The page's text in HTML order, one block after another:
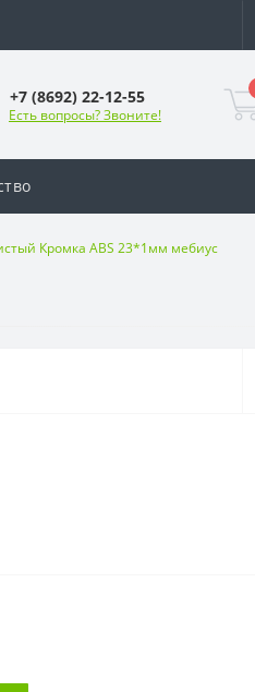
+7 (8692) 22-12-55
Есть вопросы? Звоните!
Кромка ABS 23*1мм мебиус